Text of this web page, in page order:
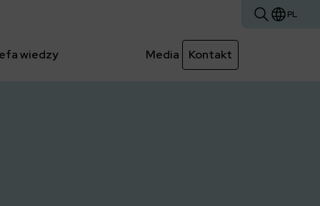
PL
wiedzy Media Kontakt